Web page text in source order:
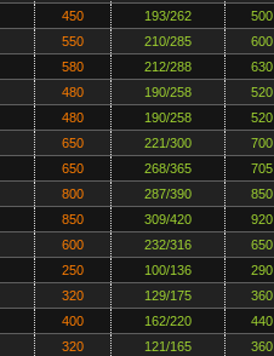
450 193/262 500
550 210/285 600
580 212/288 630
480 190/258 520
480 190/258 520
650 221/300 700
650 268/365 705
800 287/390 850
850 309/420 920
600 232/316 650
250 100/136 290
320 129/175 360
400 162/220 440
320 121/165 360